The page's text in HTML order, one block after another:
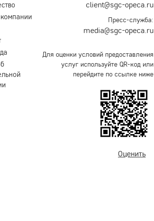
client@sgc-opeca.ru
Пресс-служба:
media@sgc-opeca.ru
Для оценки условий предоставления
услуг используйте QR-код или
перейдите по ссылке ниже
Оценить